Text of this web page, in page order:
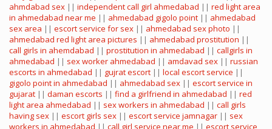
ahmdabad sex || independent call girl ahmedabad || red light area
in ahmedabad near me || ahmedabad gigolo point || ahmedabad
sex area || escort service for sex || ahmedabad sex photo ||
ahmedabad red light area pictures || ahmedabad prostitution ||
call girls in ahemdabad || prostitution in ahmedabad || callgirls in
ahmedabad || sex worker ahmedabad || amdavad sex || russian
escorts in ahmedabad || gujrat escort || local escort service ||
gigolo point in ahmedabad || ahmedabad sex || escort service in
gujarat || daman escorts || find a girlfriend in ahmedabad || red
light area ahmedabad || sex workers in ahmedabad || call girls
having sex || escort girls sex || escort service jamnagar || sex
workers in ahmedabad || call girl service near me || escort service